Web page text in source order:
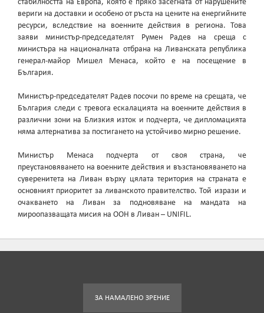
стабилността на Европа, която е пряко засегната от нарушените
вериги на доставки и особено от ръста на цените на енергийните
ресурси, вследствие на военните действия в региона. Това
заяви министър-председателят Румен Радев на среща с
министъра на националната отбрана на Ливанската република
генерал-майор Мишел Менаса, който е на посещение в
България.
Министър-председателят Радев посочи по време на срещата, че
България следи с тревога ескалацията на военните действия в
различни зони на Близкия изток и подчерта, че дипломацията
няма алтернатива за постигането на устойчиво мирно решение.
Министър Менаса подчерта от своя страна, че
преустановяването на военните действия и възстановяването на
суверенитета на Ливан върху цялата територия на страната е
основният приоритет за ливанското правителство. Той изрази и
очакването на Ливан за подновяване на мандата на
мироопазващата мисия на ООН в Ливан – UNIFIL.
ЗА НАМАЛЕНО ЗРЕНИЕ